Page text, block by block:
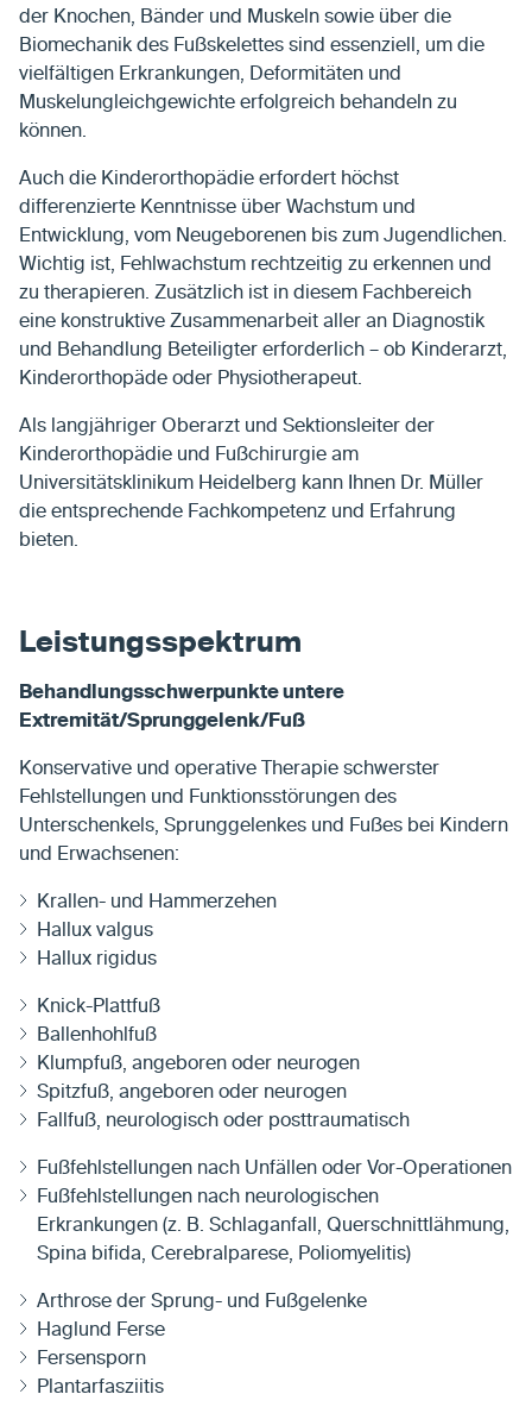
der Knochen, Bänder und Muskeln sowie über die
Biomechanik des Fußskelettes sind essenziell, um die
vielfältigen Erkrankungen, Deformitäten und
Muskelungleichgewichte erfolgreich behandeln zu
können.
Auch die Kinderorthopädie erfordert höchst
differenzierte Kenntnisse über Wachstum und
Entwicklung, vom Neugeborenen bis zum Jugendlichen.
Wichtig ist, Fehlwachstum rechtzeitig zu erkennen und
zu therapieren. Zusätzlich ist in diesem Fachbereich
eine konstruktive Zusammenarbeit aller an Diagnostik
und Behandlung Beteiligter erforderlich – ob Kinderarzt,
Kinderorthopäde oder Physiotherapeut.
Als langjähriger Oberarzt und Sektionsleiter der
Kinderorthopädie und Fußchirurgie am
Universitätsklinikum Heidelberg kann Ihnen Dr. Müller
die entsprechende Fachkompetenz und Erfahrung
bieten.
Leistungsspektrum
Behandlungsschwerpunkte untere
Extremität/Sprunggelenk/Fuß
Konservative und operative Therapie schwerster
Fehlstellungen und Funktionsstörungen des
Unterschenkels, Sprunggelenkes und Fußes bei Kindern
und Erwachsenen:
Krallen- und Hammerzehen
Hallux valgus
Hallux rigidus
Knick-Plattfuß
Ballenhohlfuß
Klumpfuß, angeboren oder neurogen
Spitzfuß, angeboren oder neurogen
Fallfuß, neurologisch oder posttraumatisch
Fußfehlstellungen nach Unfällen oder Vor-Operationen
Fußfehlstellungen nach neurologischen
Erkrankungen (z. B. Schlaganfall, Querschnittlähmung,
Spina bifida, Cerebralparese, Poliomyelitis)
Arthrose der Sprung- und Fußgelenke
Haglund Ferse
Fersensporn
Plantarfasziitis